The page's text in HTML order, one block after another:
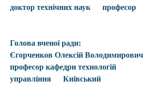
доктор технічних наук      професор
Голова вченої ради:
Єгорченков Олексій Володимирович
професор кафедри технологій
управління      Київський